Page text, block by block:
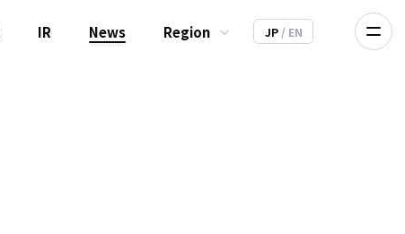
IR News Region JP / EN